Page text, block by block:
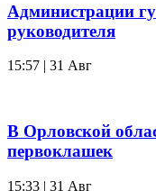
Администрации
руководителя
15:57 | 31 Авг
В Орловской
первоклашек
15:33 | 31 Авг